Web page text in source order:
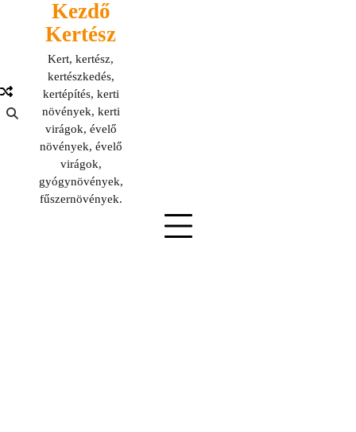
Kezdő
Kertész
Kert, kertész,
kertészkedés,
kertépítés, kerti
növények, kerti
virágok, évelő
növények, évelő
virágok,
gyógynövények,
fűszernövények.